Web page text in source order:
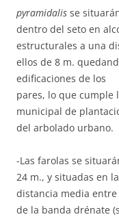
pyramidalis se
dentro del seto en
estructurales a una
ellos de 8 m.
edificaciones de los
pares, lo que cumple
municipal de
del arbolado urbano.
-Las farolas se
24 m., y situadas en la
distancia media
de la banda drénate